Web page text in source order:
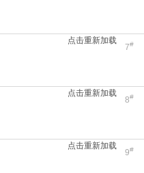
点击重新加载
7#
点击重新加载
8#
点击重新加载
9#